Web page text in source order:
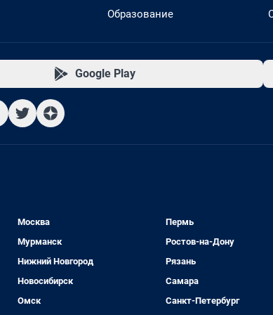
Образование
Google Play
Москва
Мурманск
Нижний Новгород
Новосибирск
Омск
Пермь
Ростов-на-Дону
Рязань
Самара
Санкт-Петербург